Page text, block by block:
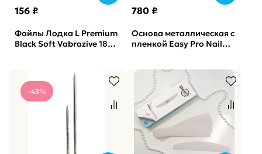
156 ₽
Файлы Лодка L Premium
Black Soft Vabrazive 180
780 ₽
Основа металлическая с
пленкой Easy Pro Nail
-43%